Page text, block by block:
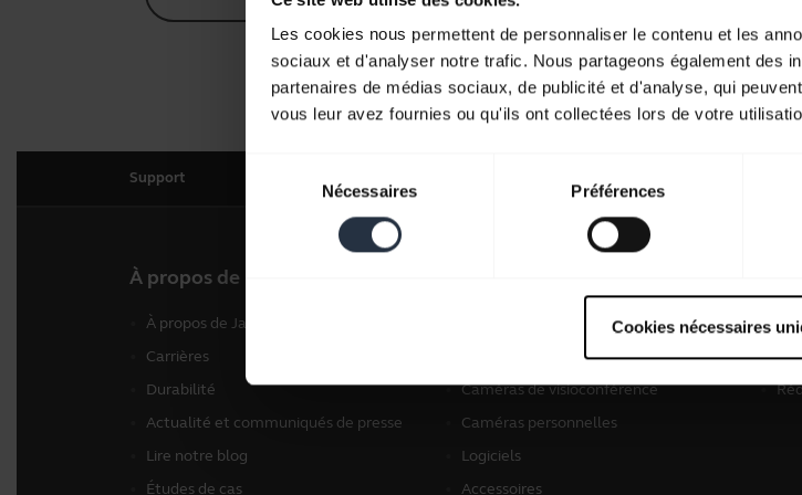
Les cookies nous permettent de personnaliser le contenu et les
sociaux et d'analyser notre trafic. Nous partageons également des
partenaires de médias sociaux, de publicité et d'analyse, qui
vous leur avez fournies ou qu'ils ont collectées lors de votre
consentement
Nécessaires Préférences
Cookies nécessaires
Logiciels et applis
Support
À propos de nous
À propos de Jabra
Carrières
Durabilité
Actualité et communiqués de presse
Lire notre blog
Études de cas
Caméras de visioconférence
Caméras personnelles
Logiciels
Accessoires